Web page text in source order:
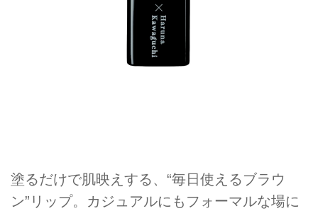
塗るだけで肌映えする、“毎日使えるブラウ
ン”リップ。カジュアルにもフォーマルな場に